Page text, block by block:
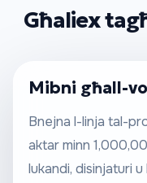
Għaliex
Mibni għall-
Bnejna l-linja tal-
aktar minn
lukandi, disinjaturi